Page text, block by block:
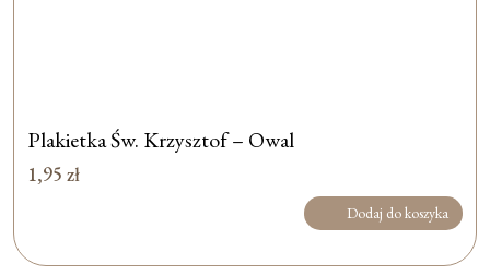
Plakietka Św. Krzysztof – Owal
1,95 zł
Dodaj do koszyka